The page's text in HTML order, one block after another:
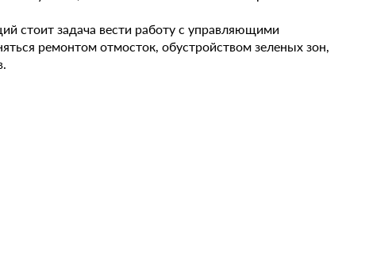
стоит задача вести работу с управляющими
ремонтом отмосток, обустройством зеленых зон,